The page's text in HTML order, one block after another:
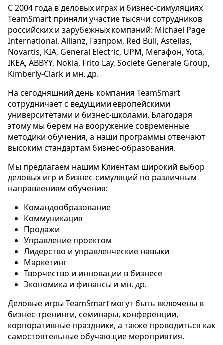
С 2004 года в деловых играх и бизнес-симуляциях
TeamSmart приняли участие тысячи сотрудников
российских и зарубежных компаний: Michael Page
International, Allianz, Газпром, Red Bull, Astellas,
Novartis, KIA, General Electric, UPM, Мегафон, Yota,
IKEA, ABBYY, Nokia, Frito Lay, Societe Generale Group,
Kimberly-Clark и мн. др.
На сегодняшний день компания TeamSmart
сотрудничает с ведущими европейскими
университетами и бизнес-школами. Благодаря
этому мы берем на вооружение современные
методики обучения, а наши программы отвечают
высоким стандартам бизнес-образования.
Мы предлагаем нашим Клиентам широкий выбор
деловых игр и бизнес-симуляций по различным
направлениям обучения:
Командообразование
Коммуникация
Продажи
Управление проектом
Лидерство и управленческие навыки
Маркетинг
Творчество и инновации в бизнесе
Экономика и финансы и мн. др.
Деловые игры TeamSmart могут быть включены в
бизнес-тренинги, семинары, конференции,
корпоративные праздники, а также проводиться как
самостоятельные обучающие мероприятия.